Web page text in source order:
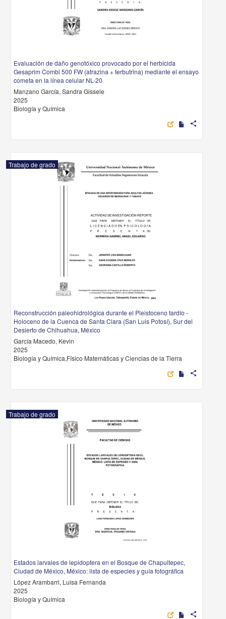
Evaluación de daño genotóxico provocado por el herbicida
Gesaprim Combi 500 FW (atrazina + terbutrina) mediante el ensayo
cometa en la línea celular NL-20
Manzano García, Sandra Gissele
2025
Biología y Química
share
Trabajo de grado
Reconstrucción paleohidrológica durante el Pleistoceno tardío -
Holoceno de la Cuenca de Santa Clara (San Luis Potosí), Sur del
Desierto de Chihuahua, México
García Macedo, Kevin
2025
Biología y Química,Físico Matemáticas y Ciencias de la Tierra
share
Trabajo de grado
Estados larvales de lepidoptera en el Bosque de Chapultepec,
Ciudad de México, México: lista de especies y guía fotográfica
López Arambarri, Luisa Fernanda
2025
Biología y Química
share